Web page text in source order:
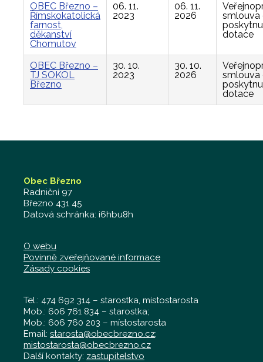
OBEC Březno –
Římskokatolická
farnost,
děkanství
Chomutov
06. 11.
2023
06. 11.
2026
smlouva
dotace
OBEC Březno –
TJ SOKOL
Březno
30. 10.
2023
30. 10.
2026
smlouva
dotace
Obec Březno
Radniční 97
Březno 431 45
Datová schránka: i6hbu8h
O webu
Povinně zveřejňované informace
Zásady cookies
Tel.: 474 692 314 – starostka, místostarosta
Mob.: 606 761 834 – starostka;
Mob.: 606 760 203 – místostarosta
Email: starosta@obecbrezno.cz;
mistostarosta@obecbrezno.cz
Další kontakty: zastupitelstvo